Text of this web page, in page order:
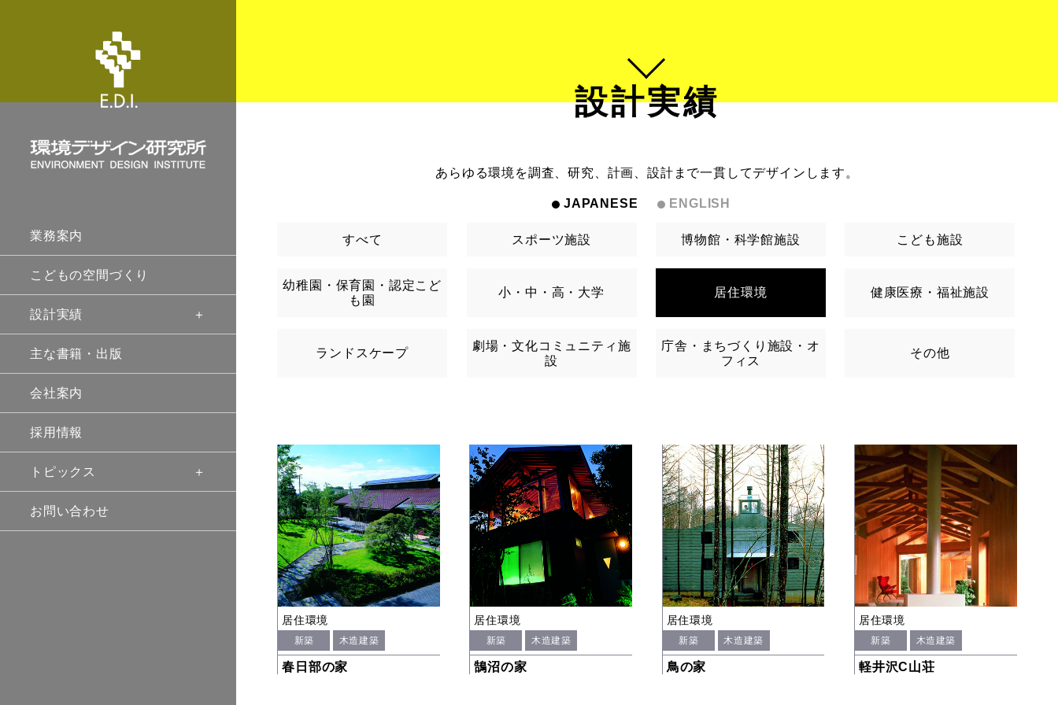
業務案内
こどもの空間づくり
設計実績
主な書籍・出版
会社案内
採用情報
トピックス
お問い合わせ
設計実績
あらゆる環境を調査、研究、計画、設計まで一貫してデザインします。
JAPANESE ENGLISH
すべて スポーツ施設 博物館・科学館施設 こども施設
幼稚園・保育園・認定こど
も園
小・中・高・大学 居住環境 健康医療・福祉施設
ランドスケープ
劇場・文化コミュニティ施
設
庁舎・まちづくり施設・オ
フィス
その他
居住環境
新築 木造建築
春日部の家
居住環境
新築 木造建築
鵠沼の家
居住環境
新築 木造建築
鳥の家
居住環境
新築 木造建築
軽井沢C山荘